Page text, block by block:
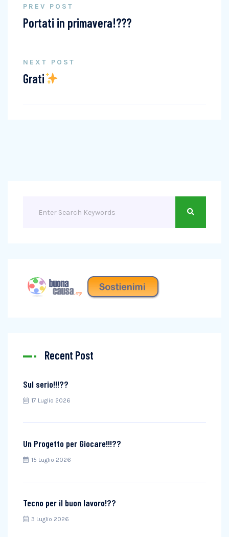
PREV POST
Portati in primavera!???
NEXT POST
Grati
Recent Post
Sul serio!!!??
17 Luglio 2026
Un Progetto per Giocare!!!??
15 Luglio 2026
Tecno per il buon lavoro!??
3 Luglio 2026